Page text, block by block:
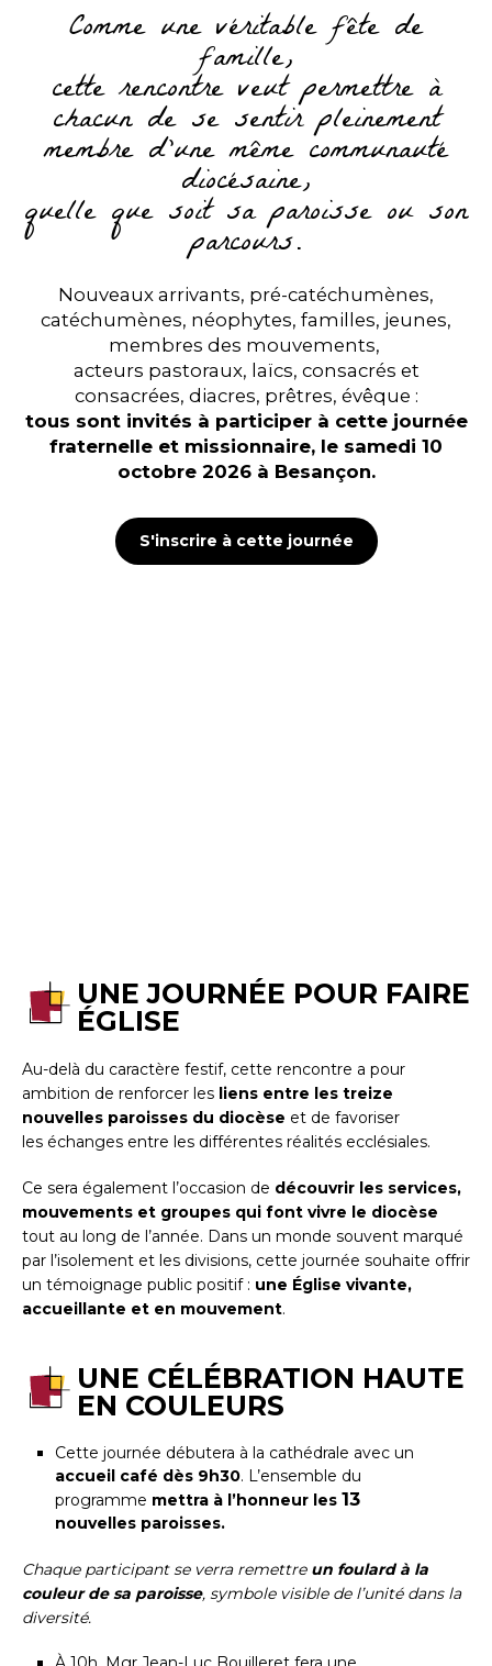
Comme une véritable fête de
famille,
cette rencontre veut permettre à
chacun de se sentir pleinement
membre d’une même communauté
diocésaine,
quelle que soit sa paroisse ou son
parcours.
Nouveaux arrivants, pré-catéchumènes,
catéchumènes, néophytes, familles, jeunes,
membres des mouvements,
acteurs pastoraux, laïcs, consacrés et
consacrées, diacres, prêtres, évêque :
tous sont invités à participer à cette journée
fraternelle et missionnaire, le samedi 10
octobre 2026 à Besançon.
S'inscrire à cette journée
UNE JOURNÉE POUR FAIRE
ÉGLISE
Au-delà du caractère festif, cette rencontre a pour
ambition de renforcer les liens entre les treize
nouvelles paroisses du diocèse et de favoriser
les échanges entre les différentes réalités ecclésiales.
Ce sera également l’occasion de découvrir les services,
mouvements et groupes qui font vivre le diocèse
tout au long de l’année. Dans un monde souvent marqué
par l’isolement et les divisions, cette journée souhaite offrir
un témoignage public positif : une Église vivante,
accueillante et en mouvement.
UNE CÉLÉBRATION HAUTE
EN COULEURS
Cette journée débutera à la cathédrale avec un
accueil café dès 9h30. L’ensemble du
programme mettra à l’honneur les 13
nouvelles paroisses.
Chaque participant se verra remettreun foulard à la
couleur de sa paroisse, symbole visible de l’unité dans la
diversité.